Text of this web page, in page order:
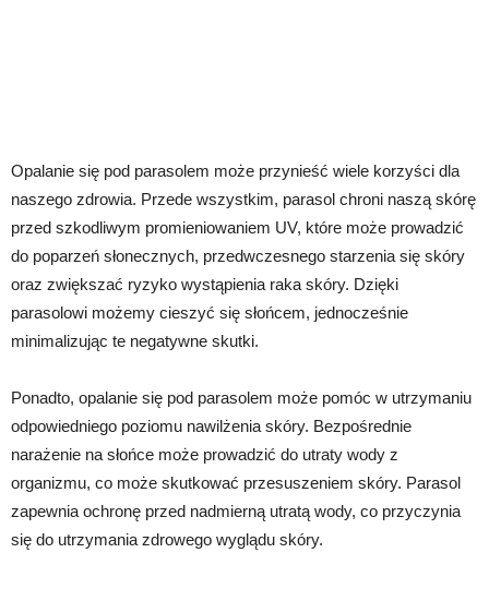
Opalanie się pod parasolem może przynieść wiele korzyści dla
naszego zdrowia. Przede wszystkim, parasol chroni naszą skórę
przed szkodliwym promieniowaniem UV, które może prowadzić
do poparzeń słonecznych, przedwczesnego starzenia się skóry
oraz zwiększać ryzyko wystąpienia raka skóry. Dzięki
parasolowi możemy cieszyć się słońcem, jednocześnie
minimalizując te negatywne skutki.
Ponadto, opalanie się pod parasolem może pomóc w utrzymaniu
odpowiedniego poziomu nawilżenia skóry. Bezpośrednie
narażenie na słońce może prowadzić do utraty wody z
organizmu, co może skutkować przesuszeniem skóry. Parasol
zapewnia ochronę przed nadmierną utratą wody, co przyczynia
się do utrzymania zdrowego wyglądu skóry.